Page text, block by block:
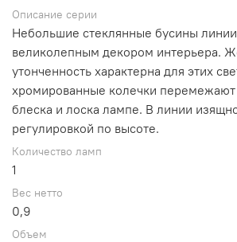
Описание серии
Небольшие стеклянные бусины линии
великолепным декором интерьера.
утонченность характерна для этих
хромированные колечки
блеска и лоска лампе. В линии
регулировкой по высоте.
Количество ламп
1
Вес нетто
0,9
Объем